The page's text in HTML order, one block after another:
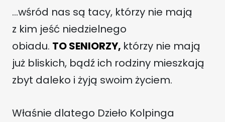
…wśród nas są tacy, którzy nie mają
z kim jeść niedzielnego
obiadu. TO SENIORZY, którzy nie mają
już bliskich, bądź ich rodziny mieszkają
zbyt daleko i żyją swoim życiem.
Właśnie dlatego Dzieło Kolpinga